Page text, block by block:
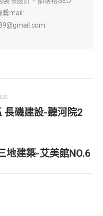
繫mail:
長磯建設-聽河院2
地建築-艾美館NO.6